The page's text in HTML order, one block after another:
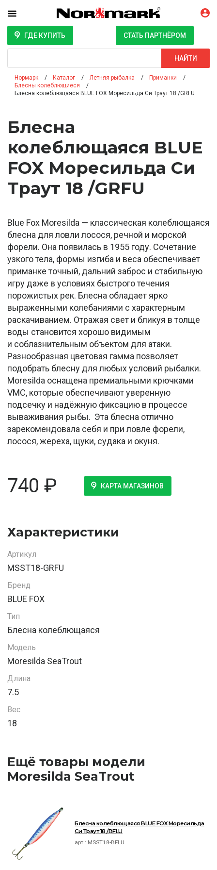
ГДЕ КУПИТЬ СТАТЬ ПАРТНЁРОМ
НАЙТИ
Нормарк Каталог Летняя рыбалка
Приманки
Блесны колеблющиеся
Блесна колеблющаяся BLUE FOX Моресильда Си Траут 18 /GRFU
Блесна
колеблющаяся BLUE
FOX Моресильда Си
Траут 18 /GRFU
Blue Fox Moresilda — классическая колеблющаяся
блесна для ловли лосося, речной и морской
форели. Она появилась в 1955 году. Сочетание
узкого тела, формы изгиба и веса обеспечивает
приманке точный, дальний заброс и стабильную
игру даже в условиях быстрого течения
порожистых рек. Блесна обладает ярко
выраженными колебаниями с характерным
раскачиванием. Отражая свет и бликуя в толще
воды становится хорошо видимым
и соблазнительным объектом для атаки.
Разнообразная цветовая гамма позволяет
подобрать блесну для любых условий рыбалки.
Moresilda оснащена премиальными крючками
VMC, которые обеспечивают уверенную
подсечку и надёжную фиксацию в процессе
вываживания рыбы. Эта блесна отлично
зарекомендовала себя и при ловле форели,
лосося, жереха, щуки, судака и окуня.
740 ₽ КАРТА МАГАЗИНОВ
Характеристики
Артикул
MSST18-GRFU
Бренд
BLUE FOX
Тип
Блесна колеблющаяся
Модель
Moresilda SeaTrout
Длина
7.5
Вес
18
Ещё товары модели
Moresilda SeaTrout
Блесна колеблющаяся BLUE FOX Моресильда
Си Траут 18 /BFLU
арт.: MSST18-BFLU